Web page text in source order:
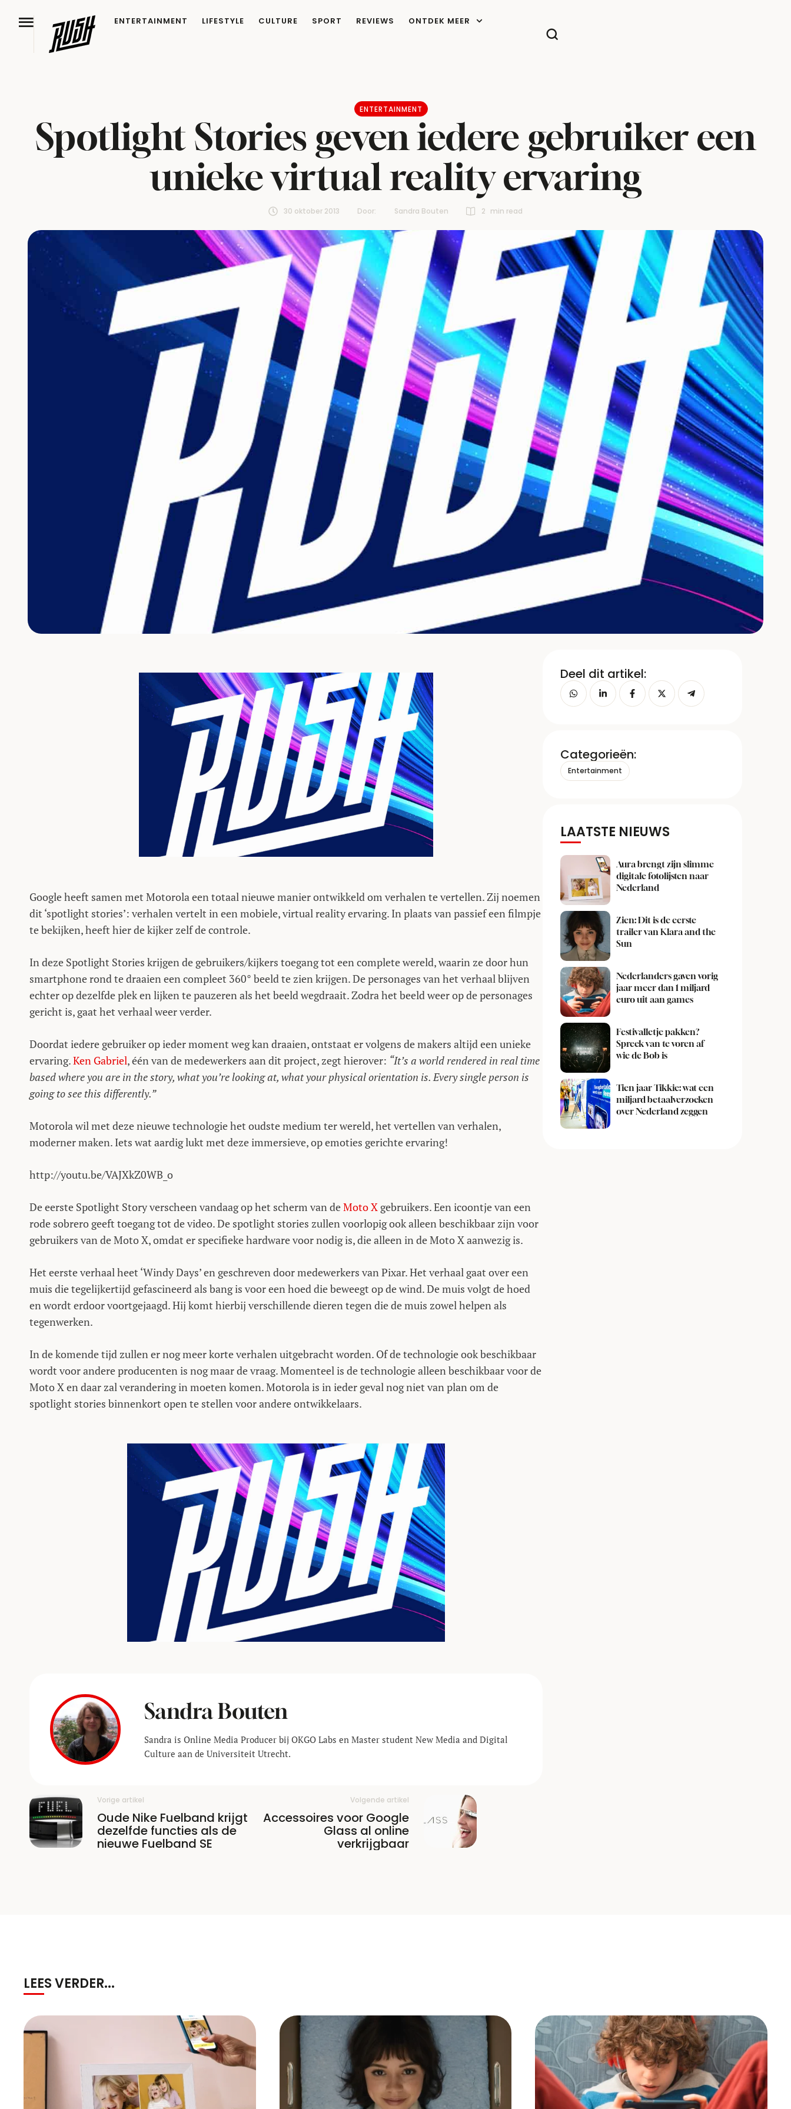
ENTERTAINMENT LIFESTYLE CULTURE SPORT REVIEWS ONTDEK MEER
ENTERTAINMENT
Spotlight Stories geven iedere gebruiker een
unieke virtual reality ervaring
30 oktober 2013 Door: Sandra Bouten 2 min read
Google heeft samen met Motorola een totaal nieuwe manier ontwikkeld om verhalen te vertellen. Zij noemen
dit ‘spotlight stories’: verhalen vertelt in een mobiele, virtual reality ervaring. In plaats van passief een filmpje
te bekijken, heeft hier de kijker zelf de controle.
In deze Spotlight Stories krijgen de gebruikers/kijkers toegang tot een complete wereld, waarin ze door hun
smartphone rond te draaien een compleet 360° beeld te zien krijgen. De personages van het verhaal blijven
echter op dezelfde plek en lijken te pauzeren als het beeld wegdraait. Zodra het beeld weer op de personages
gericht is, gaat het verhaal weer verder.
Doordat iedere gebruiker op ieder moment weg kan draaien, ontstaat er volgens de makers altijd een unieke
ervaring.Ken Gabriel, één van de medewerkers aan dit project, zegt hierover: “It’s a world rendered in real time
based where you are in the story, what you’re looking at, what your physical orientation is. Every single person is
going to see this differently.”
Motorola wil met deze nieuwe technologie het oudste medium ter wereld, het vertellen van verhalen,
moderner maken. Iets wat aardig lukt met deze immersieve, op emoties gerichte ervaring!
http://youtu.be/VAJXkZ0WB_o
De eerste Spotlight Story verscheen vandaag op het scherm van deMoto X gebruikers. Een icoontje van een
rode sobrero geeft toegang tot de video. De spotlight stories zullen voorlopig ook alleen beschikbaar zijn voor
gebruikers van de Moto X, omdat er specifieke hardware voor nodig is, die alleen in de Moto X aanwezig is.
Het eerste verhaal heet ‘Windy Days’ en geschreven door medewerkers van Pixar. Het verhaal gaat over een
muis die tegelijkertijd gefascineerd als bang is voor een hoed die beweegt op de wind. De muis volgt de hoed
en wordt erdoor voortgejaagd. Hij komt hierbij verschillende dieren tegen die de muis zowel helpen als
tegenwerken.
In de komende tijd zullen er nog meer korte verhalen uitgebracht worden. Of de technologie ook beschikbaar
wordt voor andere producenten is nog maar de vraag. Momenteel is de technologie alleen beschikbaar voor de
Moto X en daar zal verandering in moeten komen. Motorola is in ieder geval nog niet van plan om de
spotlight stories binnenkort open te stellen voor andere ontwikkelaars.
Sandra Bouten
Sandra is Online Media Producer bij OKGO Labs en Master student New Media and Digital
Culture aan de Universiteit Utrecht.
Vorige artikel
Oude Nike Fuelband krijgt
dezelfde functies als de
nieuwe Fuelband SE
Volgende artikel
Accessoires voor Google
Glass al online
verkrijgbaar
Deel dit artikel:
Categorieën:
Entertainment
LAATSTE NIEUWS
Aura brengt zijn slimme
digitale fotolijsten naar
Nederland
Zien: Dit is de eerste
trailer van Klara and the
Sun
Nederlanders gaven vorig
jaar meer dan 1 miljard
euro uit aan games
Festivalletje pakken?
Spreek van te voren af
wie de Bob is
Tien jaar Tikkie: wat een
miljard betaalverzoeken
over Nederland zeggen
LEES VERDER...